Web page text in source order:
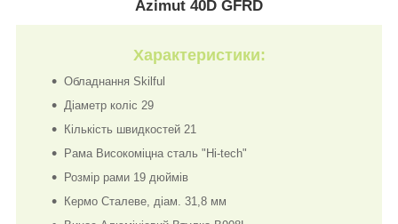
Azimut 40D GFRD
Характеристики:
Обладнання Skilful
Діаметр коліс 29
Кількість швидкостей 21
Рама Високоміцна сталь "Hi-tech"
Розмір рами 19 дюймів
Кермо Сталеве, діам. 31,8 мм